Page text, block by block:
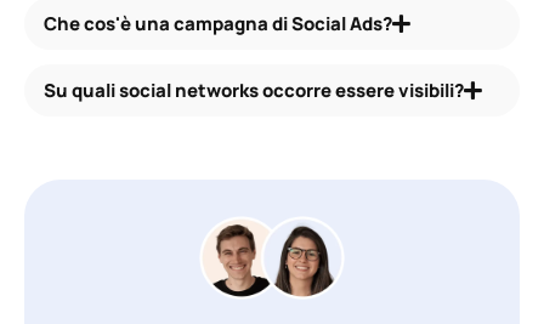
Che cos'è una campagna di Social Ads?
Su quali social networks occorre essere visibili?